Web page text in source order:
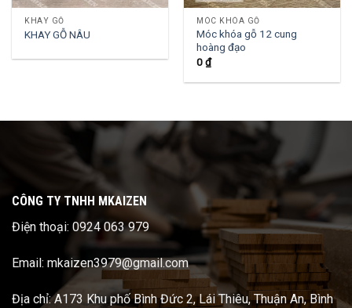
KHAY GỖ
KHAY GỖ NÂU
MÓC KHÓA GỖ
Móc khóa gỗ 12 cung
hoàng đạo
0₫
CÔNG TY TNHH MKAIZEN
Điện thoại: 0924 063 979
Email: mkaizen3979@gmail.com
Địa chỉ: A173 Khu phố Bình Đức 2, Lái Thiêu, Thuận An, Bình